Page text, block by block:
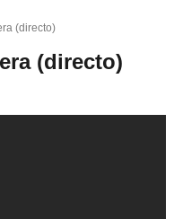
(directo)
(directo)